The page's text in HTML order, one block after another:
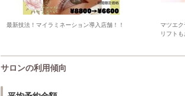
最新技法！マイラミネーション導入店舗！！
マツエク
リフト
サロンの利用傾向